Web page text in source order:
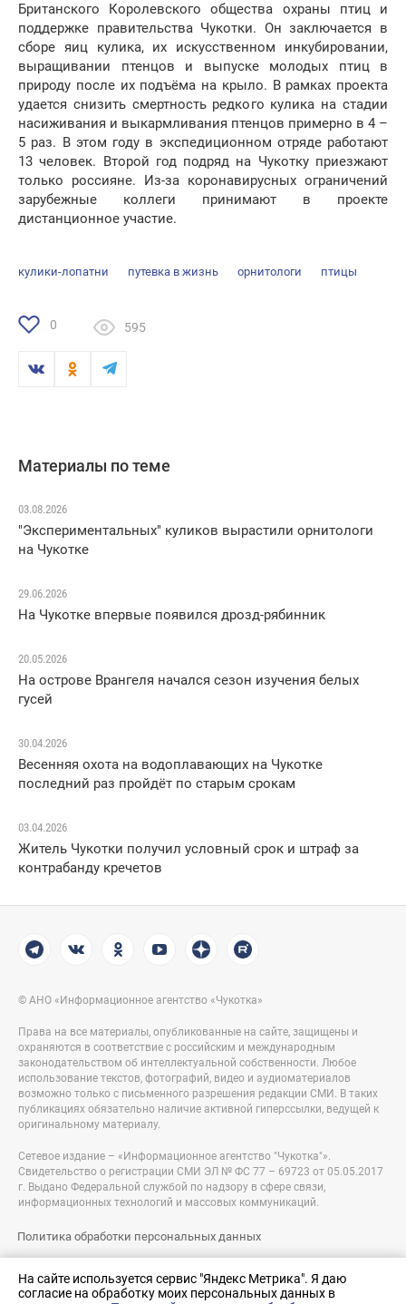
На сайте используется сервис "Яндекс Метрика". Я даю
согласие на обработку моих персональных данных в
Британского Королевского общества охраны птиц и
поддержке правительства Чукотки. Он заключается в
сборе яиц кулика, их искусственном инкубировании,
выращивании птенцов и выпуске молодых птиц в
природу после их подъёма на крыло. В рамках проекта
удается снизить смертность редкого кулика на стадии
насиживания и выкармливания птенцов примерно в 4 –
5 раз. В этом году в экспедиционном отряде работают
13 человек. Второй год подряд на Чукотку приезжают
только россияне. Из-за коронавирусных ограничений
зарубежные коллеги принимают в проекте
дистанционное участие.
кулики-лопатни путевка в жизнь орнитологи птицы
0 595
Материалы по теме
03.08.2026
"Экспериментальных" куликов вырастили орнитологи
на Чукотке
29.06.2026
На Чукотке впервые появился дрозд-рябинник
20.05.2026
На острове Врангеля начался сезон изучения белых
гусей
30.04.2026
Весенняя охота на водоплавающих на Чукотке
последний раз пройдёт по старым срокам
03.04.2026
Житель Чукотки получил условный срок и штраф за
контрабанду кречетов
© АНО «Информационное агентство «Чукотка»
Права на все материалы, опубликованные на сайте, защищены и
охраняются в соответствие с российским и международным
законодательством об интеллектуальной собственности. Любое
использование текстов, фотографий, видео и аудиоматериалов
возможно только с письменного разрешения редакции СМИ. В таких
публикациях обязательно наличие активной гиперссылки, ведущей к
оригинальному материалу.
Сетевое издание – «Информационное агентство "Чукотка"».
Свидетельство о регистрации СМИ ЭЛ № ФС 77 – 69723 от 05.05.2017
г. Выдано Федеральной службой по надзору в сфере связи,
информационных технологий и массовых коммуникаций.
Политика обработки персональных данных